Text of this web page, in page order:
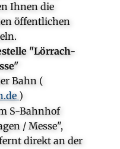
Ihnen die
öffentlichen
"Lörrach-
Bahn (
)
S-Bahnhof
/ Messe",
direkt an der